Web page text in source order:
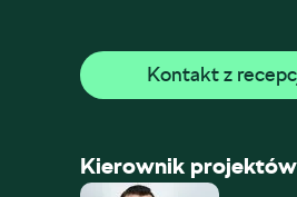
Kontakt z
Kierownik projektów